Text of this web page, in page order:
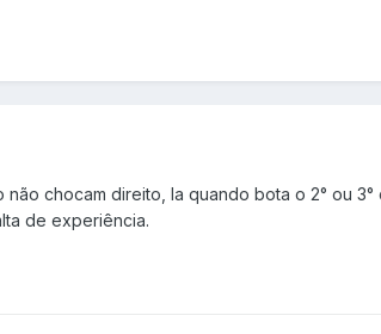
chocam direito, la quando bota o 2° ou
de experiência.